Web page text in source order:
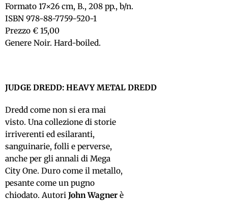
Formato 17×26 cm, B., 208 pp., b/n.
ISBN 978-88-7759-520-1
Prezzo € 15,00
Genere Noir. Hard-boiled.
JUDGE DREDD: HEAVY METAL DREDD
Dredd come non si era mai
visto. Una collezione di storie
irriverenti ed esilaranti,
sanguinarie, folli e perverse,
anche per gli annali di Mega
City One. Duro come il metallo,
pesante come un pugno
chiodato. Autori John Wagner è